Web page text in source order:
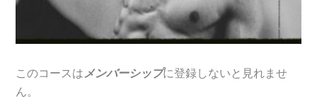
このコースは メンバーシップに登録しないと見れませ
ん。